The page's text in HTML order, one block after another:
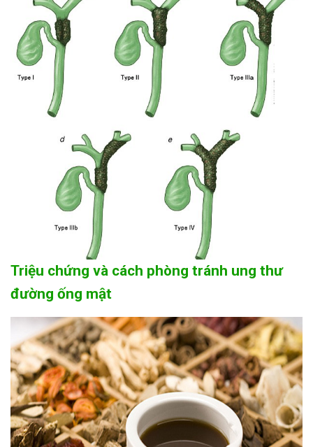
Triệu chứng và cách phòng tránh ung thư
đường ống mật